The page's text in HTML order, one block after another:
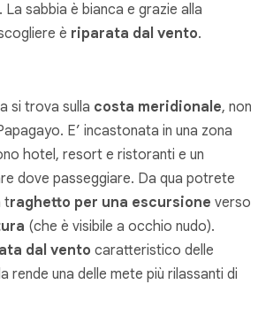
sabbia è bianca e grazie alla
è riparata dal vento.
si trova sulla costa meridionale, non
E’ incastonata in una zona
hotel, resort e ristoranti e un
dove passeggiare. Da qua potrete
traghetto per una escursione verso
(che è visibile a occhio nudo).
dal vento caratteristico delle
rende una delle mete più rilassanti di